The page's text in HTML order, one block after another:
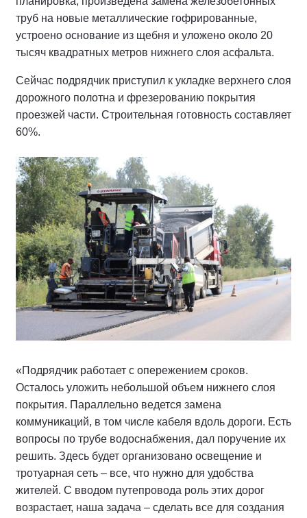
труб на новые металлические гофрированные,
устроено основание из щебня и уложено около 20
тысяч квадратных метров нижнего слоя асфальта.
Сейчас подрядчик приступил к укладке верхнего слоя
дорожного полотна и фрезерованию покрытия
проезжей части. Строительная готовность составляет
60%.
«Подрядчик работает с опережением сроков.
Осталось уложить небольшой объем нижнего слоя
покрытия. Параллельно ведется замена
коммуникаций, в том числе кабеля вдоль дороги. Есть
вопросы по трубе водоснабжения, дал поручение их
решить. Здесь будет организовано освещение и
тротуарная сеть – все, что нужно для удобства
жителей. С вводом путепровода роль этих дорог
возрастает, наша задача – сделать все для создания